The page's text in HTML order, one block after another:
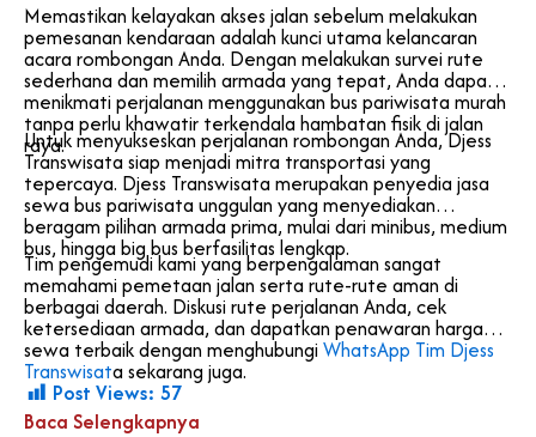
Memastikan kelayakan akses jalan sebelum melakukan
pemesanan kendaraan adalah kunci utama kelancaran
acara rombongan Anda. Dengan melakukan survei rute
sederhana dan memilih armada yang tepat, Anda dapat
menikmati perjalanan menggunakan bus pariwisata murah
tanpa perlu khawatir terkendala hambatan fisik di jalan
raya.
Untuk menyukseskan perjalanan rombongan Anda, Djess
Transwisata siap menjadi mitra transportasi yang
tepercaya. Djess Transwisata merupakan penyedia jasa
sewa bus pariwisata unggulan yang menyediakan
beragam pilihan armada prima, mulai dari minibus, medium
bus, hingga big bus berfasilitas lengkap.
Tim pengemudi kami yang berpengalaman sangat
memahami pemetaan jalan serta rute-rute aman di
berbagai daerah. Diskusi rute perjalanan Anda, cek
ketersediaan armada, dan dapatkan penawaran harga
sewa terbaik dengan menghubungi WhatsApp Tim Djess
Transwisata sekarang juga.
Post Views: 57
Baca Selengkapnya